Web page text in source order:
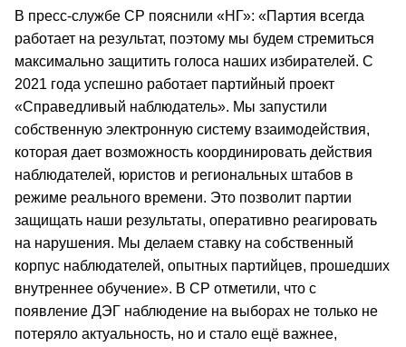
В пресс-службе СР пояснили «НГ»: «Партия всегда
работает на результат, поэтому мы будем стремиться
максимально защитить голоса наших избирателей. С
2021 года успешно работает партийный проект
«Справедливый наблюдатель». Мы запустили
собственную электронную систему взаимодействия,
которая дает возможность координировать действия
наблюдателей, юристов и региональных штабов в
режиме реального времени. Это позволит партии
защищать наши результаты, оперативно реагировать
на нарушения. Мы делаем ставку на собственный
корпус наблюдателей, опытных партийцев, прошедших
внутреннее обучение». В СР отметили, что с
появление ДЭГ наблюдение на выборах не только не
потеряло актуальность, но и стало ещё важнее,